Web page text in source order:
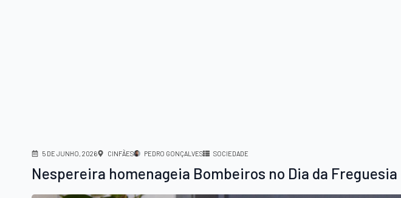
5 DE JUNHO, 2026 CINFÃES PEDRO GONÇALVES SOCIEDADE
Nespereira homenageia Bombeiros no Dia da Freguesia